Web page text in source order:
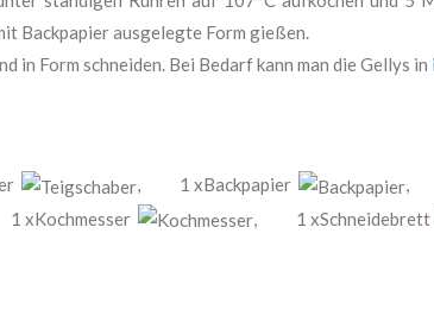
Backpapier ausgelegte Form gießen.
in Form schneiden. Bei Bedarf kann man die Gellys in
, 1 xBackpapier ,
1 xKochmesser , 1 xSchneidebrett